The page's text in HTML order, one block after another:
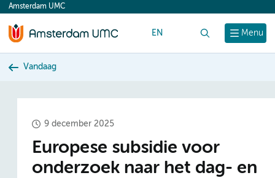
content
Menu
Amsterdam UMC
EN
Vandaag
9 december 2025
Europese subsidie voor
onderzoek naar het dag- en